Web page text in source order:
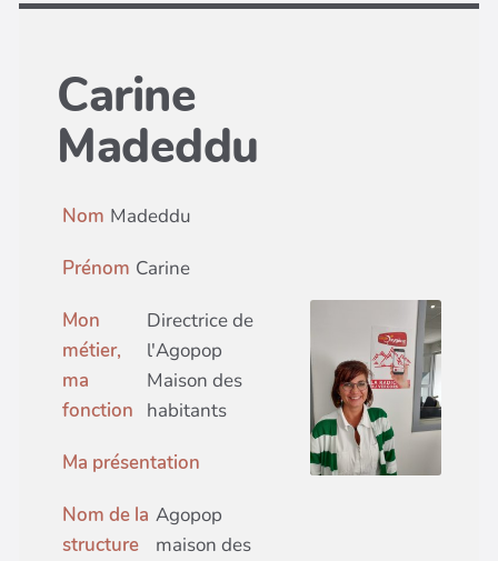
Carine
Madeddu
Nom Madeddu
Prénom Carine
Mon
métier,
ma
fonction
Directrice de
l'Agopop
Maison des
habitants
Ma présentation
Nom de la
structure
Agopop
maison des